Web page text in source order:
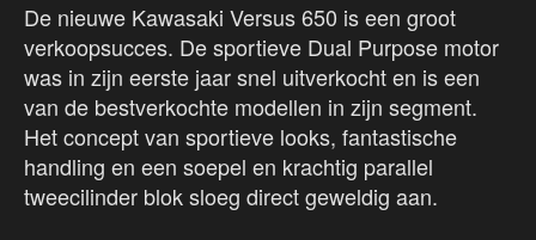
De nieuwe Kawasaki Versus 650 is een groot
verkoopsucces. De sportieve Dual Purpose motor
was in zijn eerste jaar snel uitverkocht en is een
van de bestverkochte modellen in zijn segment.
Het concept van sportieve looks, fantastische
handling en een soepel en krachtig parallel
tweecilinder blok sloeg direct geweldig aan.